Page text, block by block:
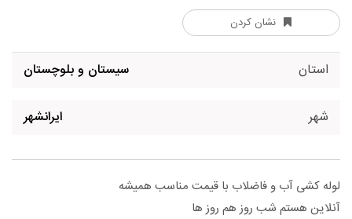
نشان کردن
استان سیستان و بلوچستان
شهر ایرانشهر
لوله کشی آب و فاضلاب با قیمت مناسب همیشه
آنلاین هستم شب روز هم روز ها